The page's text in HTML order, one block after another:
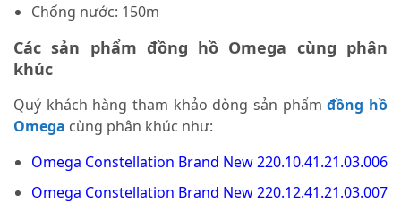
Chống nước: 150m
Các sản phẩm đồng hồ Omega cùng phân
khúc
Quý khách hàng tham khảo dòng sản phẩmđồng hồ
Omega cùng phân khúc như:
Omega Constellation Brand New 220.10.41.21.03.006
Omega Constellation Brand New 220.12.41.21.03.007